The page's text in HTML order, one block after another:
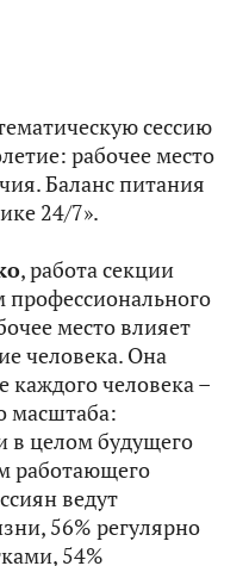
сессию
рабочее место
Баланс питания
24/7».
, работа секции
место влияет
человека. Она
каждого человека –
масштаба:
в целом будущего
работающего
ведут
56% регулярно
54%